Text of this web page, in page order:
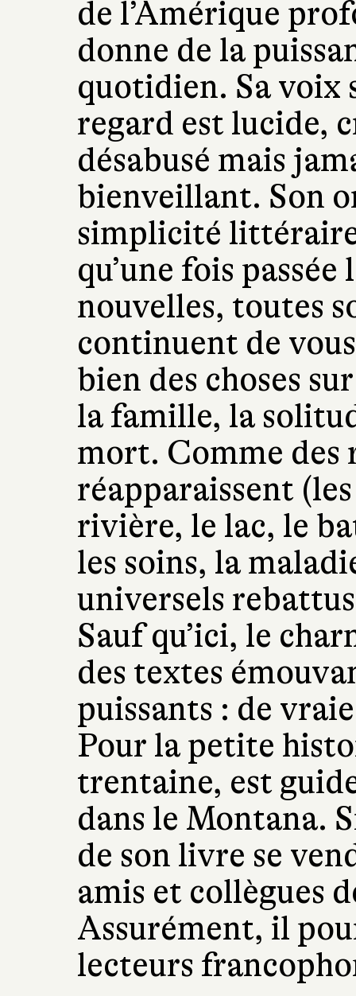
de l’Amérique
donne de la
quotidien. Sa voix
regard est lucide,
désabusé mais
bienveillant. Son
simplicité
qu’une fois
nouvelles, toutes
continuent de
bien des choses
la famille, la
mort. Comme des
réapparaissent
rivière, le lac, le
les soins, la
universels
Sauf qu’ici, le
des textes
puissants : de
Pour la petite
trentaine, est
dans le Montana.
de son livre se
amis et collègues
Assurément, il
lecteurs